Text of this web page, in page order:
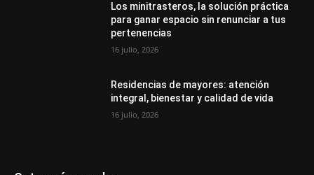
Los minitrasteros, la solución práctica
para ganar espacio sin renunciar a tus
pertenencias
16 julio, 2026
Residencias de mayores: atención
integral, bienestar y calidad de vida
16 julio, 2026